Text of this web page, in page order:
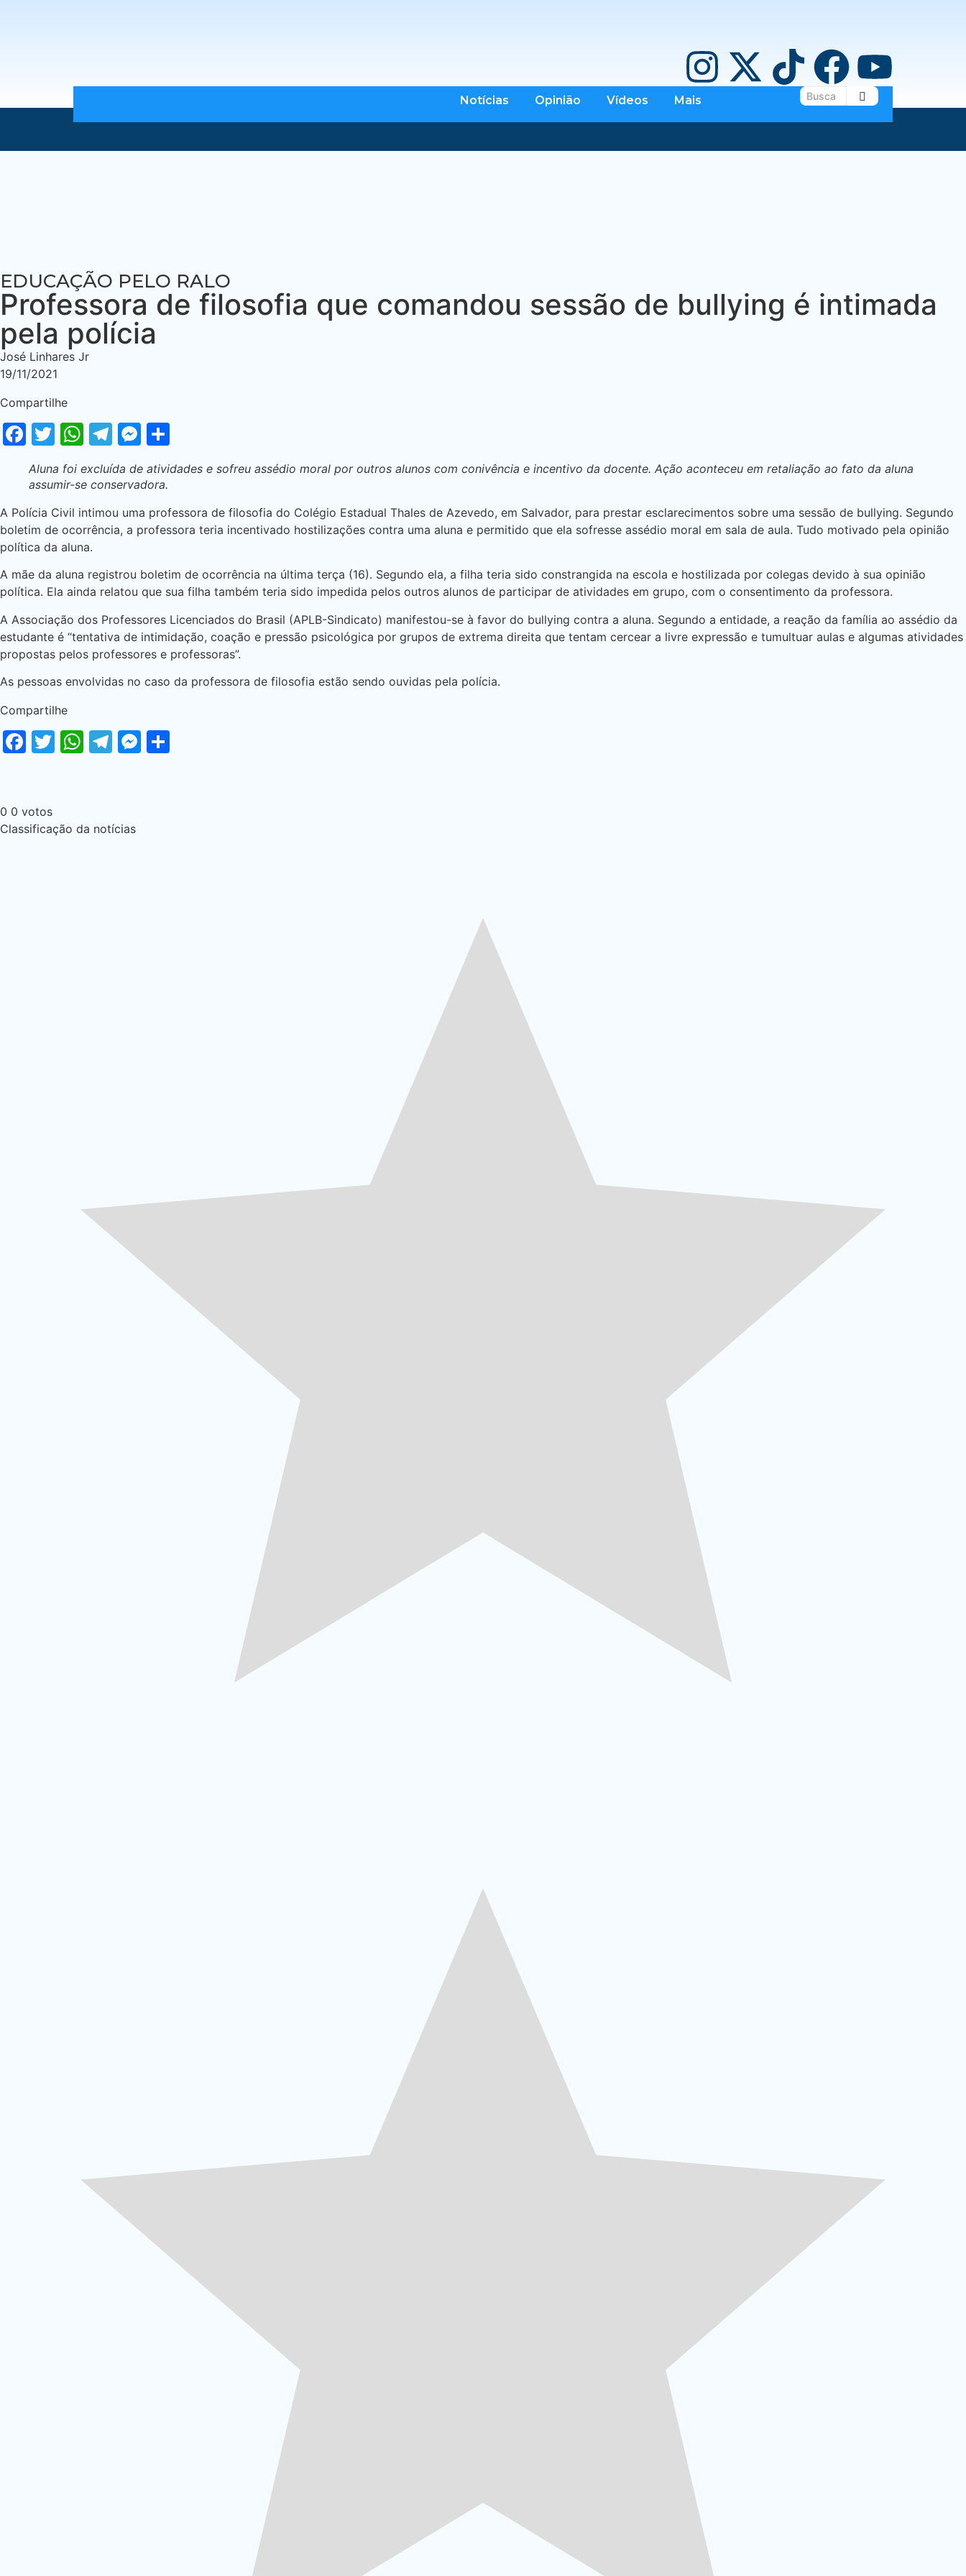
Notícias Opinião Vídeos Mais
EDUCAÇÃO PELO RALO
Professora de filosofia que comandou sessão de bullying é intimada
pela polícia
José Linhares Jr
19/11/2021
Compartilhe
Facebook
Twitter
WhatsApp
Telegram
Messenger
Aluna foi excluída de atividades e sofreu assédio moral por outros alunos com conivência e incentivo da docente. Ação aconteceu em retaliação ao fato da aluna
assumir-se conservadora.
A Polícia Civil intimou uma professora de filosofia do Colégio Estadual Thales de Azevedo, em Salvador, para prestar esclarecimentos sobre uma sessão de bullying. Segundo
boletim de ocorrência, a professora teria incentivado hostilizações contra uma aluna e permitido que ela sofresse assédio moral em sala de aula. Tudo motivado pela opinião
política da aluna.
A mãe da aluna registrou boletim de ocorrência na última terça (16). Segundo ela, a filha teria sido constrangida na escola e hostilizada por colegas devido à sua opinião
política. Ela ainda relatou que sua filha também teria sido impedida pelos outros alunos de participar de atividades em grupo, com o consentimento da professora.
A Associação dos Professores Licenciados do Brasil (APLB-Sindicato) manifestou-se à favor do bullying contra a aluna. Segundo a entidade, a reação da família ao assédio da
estudante é “tentativa de intimidação, coação e pressão psicológica por grupos de extrema direita que tentam cercear a livre expressão e tumultuar aulas e algumas atividades
propostas pelos professores e professoras”.
As pessoas envolvidas no caso da professora de filosofia estão sendo ouvidas pela polícia.
Compartilhe
Facebook
Twitter
WhatsApp
Telegram
Messenger
0 0 votos
Classificação da notícias